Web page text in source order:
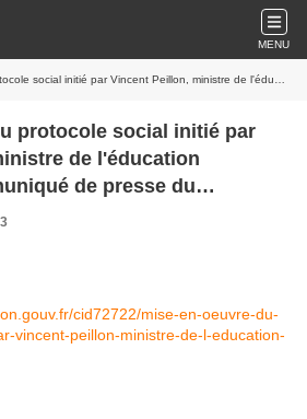
MENU
Vincent Peillon, ministre de l'éducation nationale" (Communiqué de presse du ministère)
protocole social initié par
de l'éducation
de presse du
cid72722/mise-en-oeuvre-du-
vincent-peillon-ministre-de-l-education-